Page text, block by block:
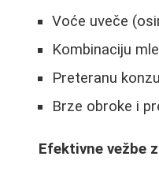
Voće uveče
Kombinaciju
Preteranu
Brze obroke i
Efektivne vežbe